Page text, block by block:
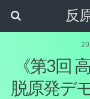
反
《第3回
脱原発デ